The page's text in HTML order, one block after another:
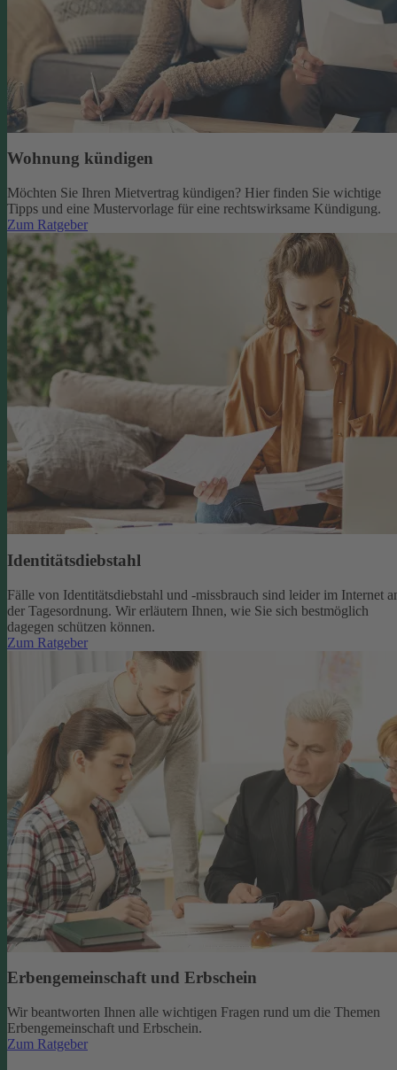
Wohnung kündigen
Möchten Sie Ihren Mietvertrag kündigen? Hier finden Sie wichtige
Tipps und eine Mustervorlage für eine rechtswirksame Kündigung.
Zum Ratgeber
Identitätsdiebstahl
Fälle von Identitätsdiebstahl und -missbrauch sind leider im Internet
der Tagesordnung. Wir erläutern Ihnen, wie Sie sich bestmöglich
dagegen schützen können.
Zum Ratgeber
Erbengemeinschaft und Erbschein
Wir beantworten Ihnen alle wichtigen Fragen rund um die Themen
Erbengemeinschaft und Erbschein.
Zum Ratgeber